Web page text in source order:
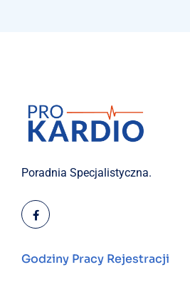
Poradnia Specjalistyczna.
Godziny Pracy Rejestracji